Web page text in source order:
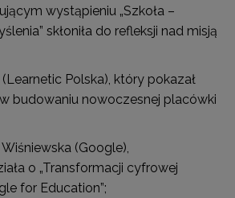
wystąpieniu „Szkoła –
skłoniła do refleksji nad misją
(Learnetic Polska), który pokazał
budowaniu nowoczesnej placówki
(Google),
o „Transformacji cyfrowej
for Education”;